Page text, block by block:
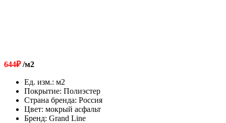
644₽/м2
Ед. изм.: м2
Покрытие: Полиэстер
Страна бренда: Россия
Цвет: мокрый асфальт
Бренд: Grand Line